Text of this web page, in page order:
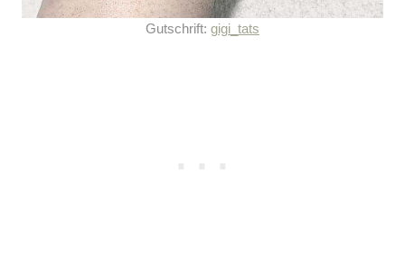
Gutschrift: gigi_tats